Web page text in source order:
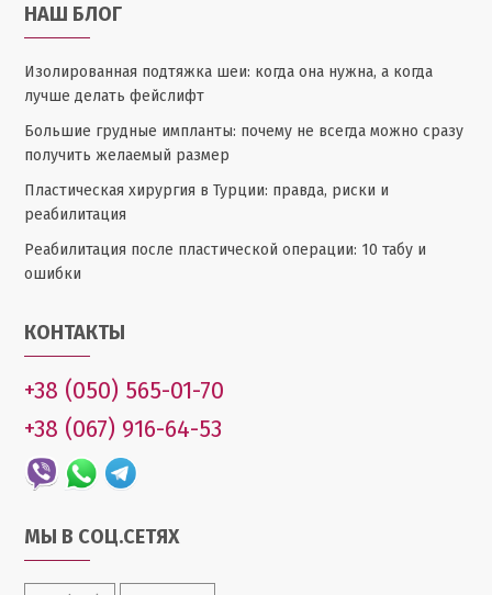
НАШ БЛОГ
Изолированная подтяжка шеи: когда она нужна, а когда
лучше делать фейслифт
Большие грудные импланты: почему не всегда можно сразу
получить желаемый размер
Пластическая хирургия в Турции: правда, риски и
реабилитация
Реабилитация после пластической операции: 10 табу и
ошибки
КОНТАКТЫ
+38 (050) 565-01-70
+38 (067) 916-64-53
МЫ В СОЦ.СЕТЯХ